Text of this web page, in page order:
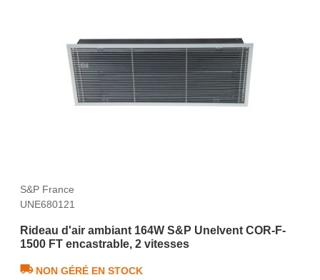
S&P France
UNE680121
Rideau d'air ambiant 164W S&P Unelvent COR-F-
1500 FT encastrable, 2 vitesses
NON GÉRÉ EN STOCK